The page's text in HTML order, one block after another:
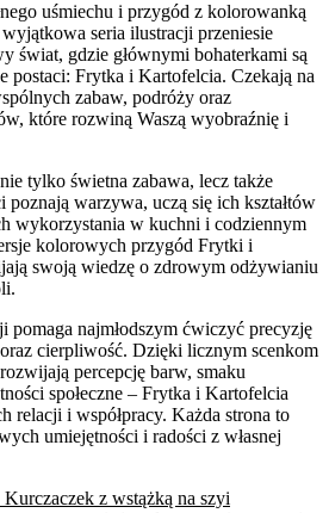
uśmiechu i przygód z kolorowanką
seria ilustracji przeniesie
świat, gdzie głównymi bohaterkami są
postaci: Frytka i Kartofelcia. Czekają na
zabaw, podróży oraz
które rozwiną Waszą wyobraźnię i
tylko świetna zabawa, lecz także
warzywa, uczą się ich kształtów
wykorzystania w kuchni i codziennym
kolorowych przygód Frytki i
swoją wiedzę o zdrowym odżywianiu
najmłodszym ćwiczyć precyzję
cierpliwość. Dzięki licznym scenkom
percepcję barw, smaku
społeczne – Frytka i Kartofelcia
relacji i współpracy. Każda strona to
umiejętności i radości z własnej
z wstążką na szyi